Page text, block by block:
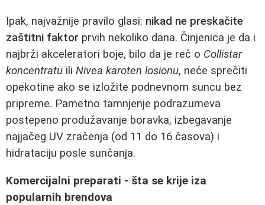
Ipak, najvažnije pravilo glasi: nikad ne preskačite
zaštitni faktor prvih nekoliko dana. Činjenica je da i
najbrži akceleratori boje, bilo da je reč o Collistar
koncentratu ili Nivea karoten losionu, neće sprečiti
opekotine ako se izložite podnevnom suncu bez
pripreme. Pametno tamnjenje podrazumeva
postepeno produžavanje boravka, izbegavanje
najjačeg UV zračenja (od 11 do 16 časova) i
hidrataciju posle sunčanja.
Komercijalni preparati - šta se krije iza
popularnih brendova